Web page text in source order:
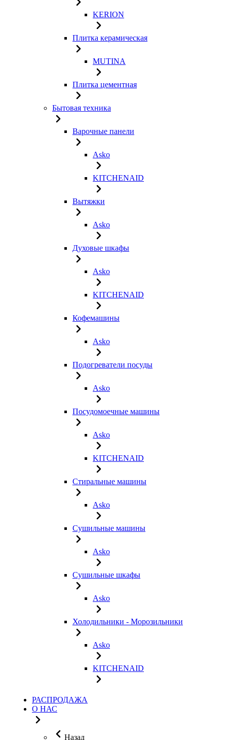
KERION
Плитка керамическая
MUTINA
Плитка цементная
Бытовая техника
Варочные панели
Asko
KITCHENAID
Вытяжки
Asko
Духовые шкафы
Asko
KITCHENAID
Кофемашины
Asko
Подогреватели посуды
Asko
Посудомоечные машины
Asko
KITCHENAID
Стиральные машины
Asko
Сушильные машины
Asko
Сушильные шкафы
Asko
Холодильники - Морозильники
Asko
KITCHENAID
РАСПРОДАЖА
О НАС
Назад